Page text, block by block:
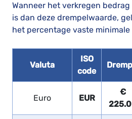
Wanneer het verkregen
is dan deze drempelwaarde,
het percentage vaste minimale
Valuta
ISO
code
Euro EUR
€